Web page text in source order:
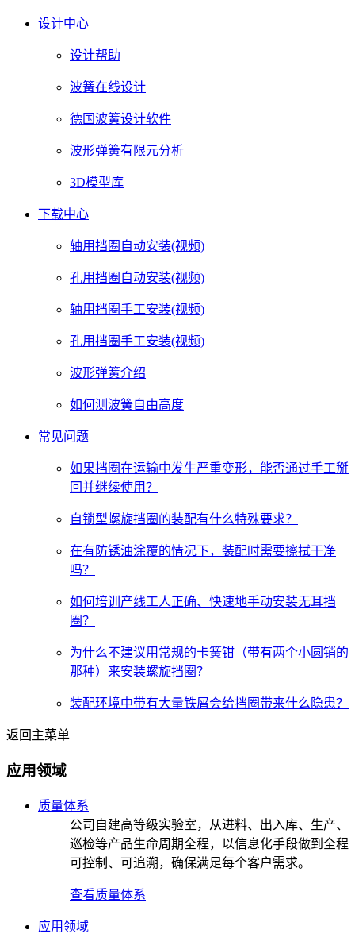
设计中心
设计帮助
波簧在线设计
德国波簧设计软件
波形弹簧有限元分析
3D模型库
下载中心
轴用挡圈自动安装(视频)
孔用挡圈自动安装(视频)
轴用挡圈手工安装(视频)
孔用挡圈手工安装(视频)
波形弹簧介绍
如何测波簧自由高度
常见问题
如果挡圈在运输中发生严重变形，能否通过手工掰
回并继续使用？
自锁型螺旋挡圈的装配有什么特殊要求？
在有防锈油涂覆的情况下，装配时需要擦拭干净
吗？
如何培训产线工人正确、快速地手动安装无耳挡
圈？
为什么不建议用常规的卡簧钳（带有两个小圆销的
那种）来安装螺旋挡圈？
装配环境中带有大量铁屑会给挡圈带来什么隐患？
返回主菜单
应用领域
质量体系
公司自建高等级实验室，从进料、出入库、生产、
巡检等产品生命周期全程，以信息化手段做到全程
可控制、可追溯，确保满足每个客户需求。
查看质量体系
应用领域